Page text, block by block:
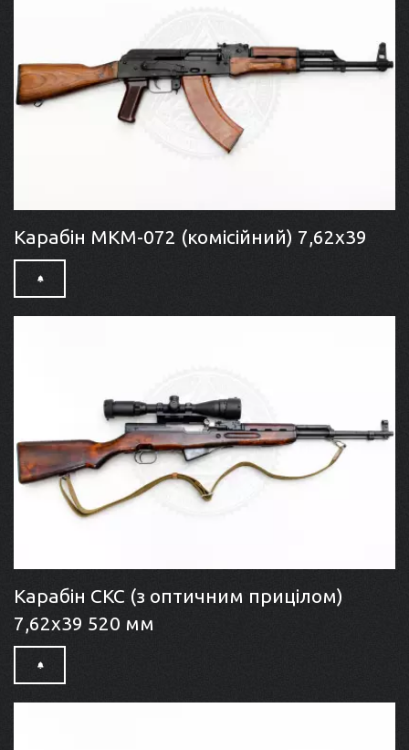
Карабін МКМ-072 (комісійний) 7,62x39
Карабін СКС (з оптичним прицілом)
7,62x39 520 мм